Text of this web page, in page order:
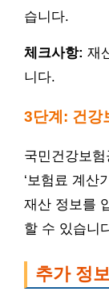
습니다.
체크사항: 재
니다.
3단계: 건강
국민건강보
‘보험료 계산
재산 정보를
할 수 있습니
추가 정